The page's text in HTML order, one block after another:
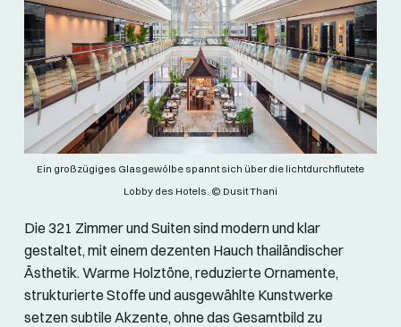
Ein großzügiges Glasgewölbe spannt sich über die lichtdurchflutete
Lobby des Hotels. © Dusit Thani
Die 321 Zimmer und Suiten sind modern und klar
gestaltet, mit einem dezenten Hauch thailändischer
Ästhetik. Warme Holztöne, reduzierte Ornamente,
strukturierte Stoffe und ausgewählte Kunstwerke
setzen subtile Akzente, ohne das Gesamtbild zu